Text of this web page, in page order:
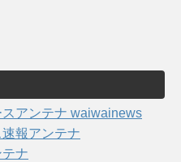
アンテナ waiwainews
報アンテナ
ナ